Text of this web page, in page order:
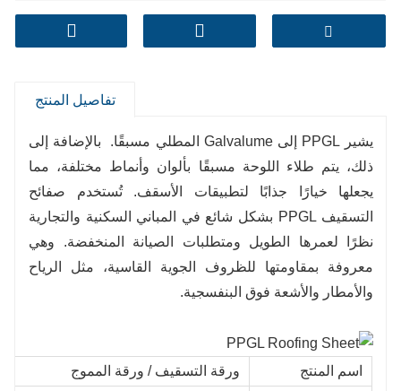
تفاصيل المنتج
يشير PPGL إلى Galvalume المطلي مسبقًا. بالإضافة إلى
ذلك، يتم طلاء اللوحة مسبقًا بألوان وأنماط مختلفة، مما
يجعلها خيارًا جذابًا لتطبيقات الأسقف. تُستخدم صفائح
التسقيف PPGL بشكل شائع في المباني السكنية والتجارية
نظرًا لعمرها الطويل ومتطلبات الصيانة المنخفضة. وهي
معروفة بمقاومتها للظروف الجوية القاسية، مثل الرياح
والأمطار والأشعة فوق البنفسجية.
اسم المنتج
ورقة التسقيف / ورقة المموج